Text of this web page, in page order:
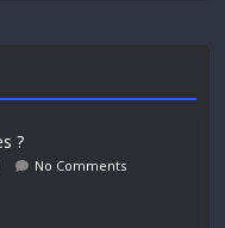
?
No Comments